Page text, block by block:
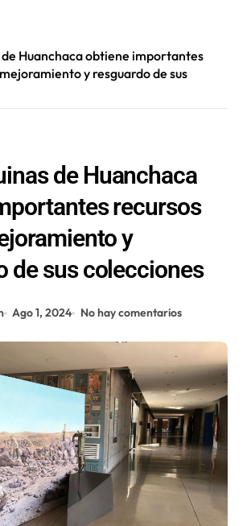
de Huanchaca obtiene importantes
y resguardo de sus
de Huanchaca
recursos
y
de sus colecciones
Ago 1, 2024 No hay comentarios